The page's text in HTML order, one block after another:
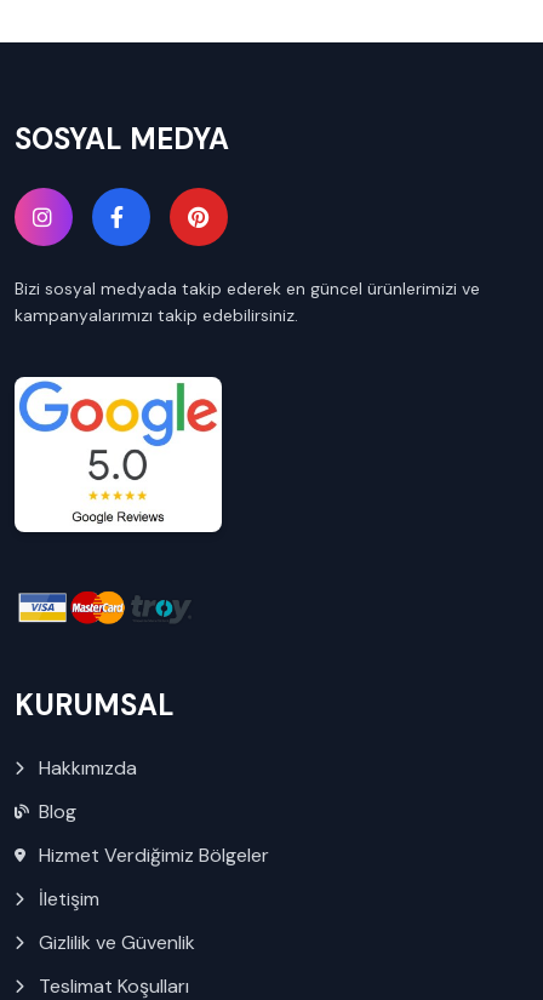
SOSYAL MEDYA
Bizi sosyal medyada takip ederek en güncel ürünlerimizi ve
kampanyalarımızı takip edebilirsiniz.
KURUMSAL
Hakkımızda
Blog
Hizmet Verdiğimiz Bölgeler
İletişim
Gizlilik ve Güvenlik
Teslimat Koşulları